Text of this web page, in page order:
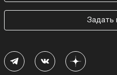
Задать